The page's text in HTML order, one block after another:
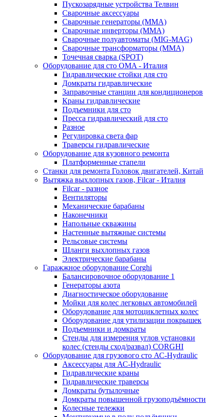
Пускозарядные устройства Телвин
Сварочные аксессуары
Сварочные генераторы (MMA)
Сварочные инверторы (MMA)
Сварочные полуавтоматы (MIG-MAG)
Сварочные трансформаторы (MMA)
Точечная сварка (SPOT)
Оборудование для сто OMA - Италия
Гидравлические стойки для сто
Домкраты гидравлические
Заправочные станции для кондиционеров
Краны гидравлические
Подъемники для сто
Пресса гидравлический для сто
Разное
Регулировка света фар
Траверсы гидравлические
Оборудование для кузовного ремонта
Платформенные стапели
Станки для ремонта Головок двигателей, Китай
Вытяжка выхлопных газов, Filcar - Италия
Filcar - разное
Вентиляторы
Механические барабаны
Наконечники
Напольные скважины
Настенные вытяжные системы
Рельсовые системы
Шланги выхлопных газов
Электрические барабаны
Гаражжное оборудование Corghi
Балансировочное оборудование 1
Генераторы азота
Диагностическое оборудование
Мойки для колес легковых автомобилей
Оборудование для мотоциклетных колес
Оборудование для утилизации покрышек
Подъемники и домкраты
Стенды для измерения углов установки
колес (стенды сход/развал) CORGHI
Оборудование для грузового сто АС-Hydraulic
Аксессуары для АС-Hydraulic
Гидравлические краны
Гидравлические траверсы
Домкраты бутылочные
Домкраты повышенной грузоподъёмности
Колесные тележки